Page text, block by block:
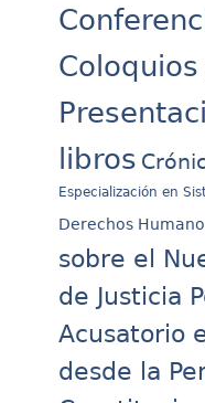
libros
Especialización en
Derechos
sobre el
de Justicia
Acusatorio
desde la